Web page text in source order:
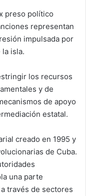
preso político
representan
impulsada por
isla.
los recursos
y de
de apoyo
estatal.
creado en 1995 y
de Cuba.
una parte
través de sectores